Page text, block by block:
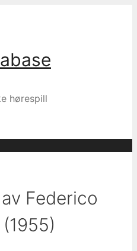
hørespill
Federico